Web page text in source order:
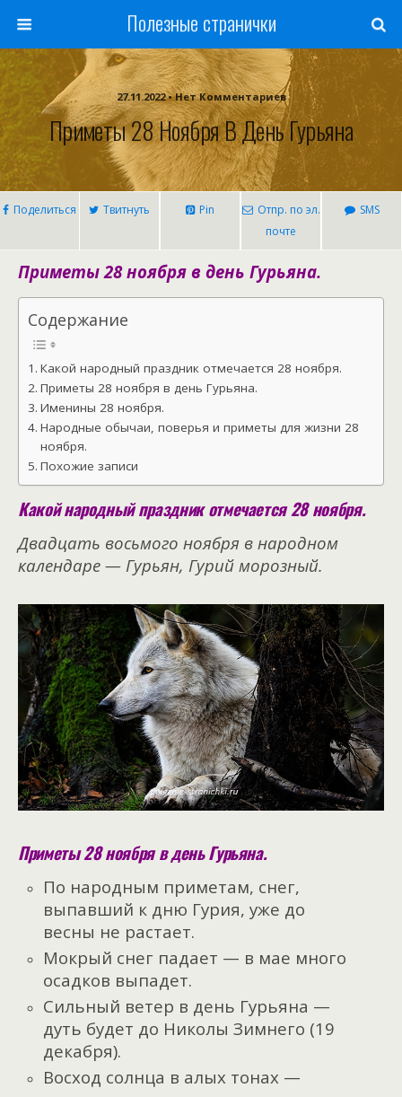
Полезные странички
27.11.2022 • Нет Комментариев
Приметы 28 Ноября В День Гурьяна
Поделиться Твитнуть Pin
Отпр. по эл.
почте
SMS
Приметы 28 ноября в день Гурьяна.
Содержание
Какой народный праздник отмечается 28 ноября.
Приметы 28 ноября в день Гурьяна.
Именины 28 ноября.
Народные обычаи, поверья и приметы для жизни 28
ноября.
Похожие записи
Какой народный праздник отмечается 28 ноября.
Двадцать восьмого ноября в народном
календаре — Гурьян, Гурий морозный.
Приметы 28 ноября в день Гурьяна.
По народным приметам, снег,
выпавший к дню Гурия, уже до
весны не растает.
Мокрый снег падает — в мае много
осадков выпадет.
Сильный ветер в день Гурьяна —
дуть будет до Николы Зимнего (19
декабря).
Восход солнца в алых тонах —